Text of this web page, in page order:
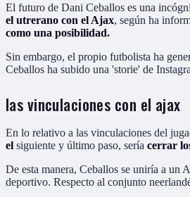
El futuro de Dani Ceballos es una
el utrerano con el Ajax, según ha
como una posibilidad.
Sin embargo, el propio futbolista ha
Ceballos ha subido una 'storie' de
las vinculaciones con el ajax
En lo relativo a las vinculaciones del
el siguiente y último paso, sería cerrar
De esta manera, Ceballos se uniría a un
deportivo. Respecto al conjunto